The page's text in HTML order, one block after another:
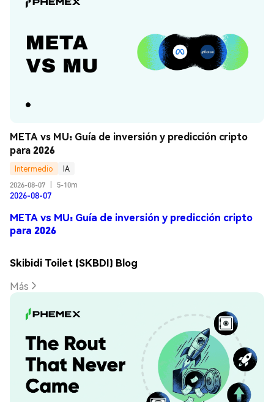
META vs MU: Guía de inversión y predicción cripto
para 2026
Intermedio
IA
2026-08-07
5-10m
2026-08-07
META vs MU: Guía de inversión y predicción cripto
para 2026
Skibidi Toilet (SKBDI) Blog
Más